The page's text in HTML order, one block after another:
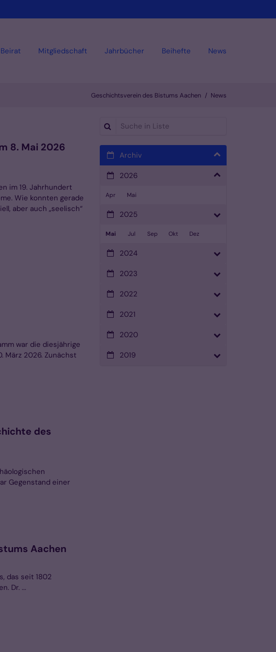
Mitgliedschaft Jahrbücher Beihefte News
Geschichtsverein des Bistums Aachen News
8. Mai 2026
im 19. Jahrhundert
Wie konnten gerade
aber auch „seelisch“
war die diesjährige
März 2026. Zunächst
des
Gegenstand einer
Aachen
das seit 1802
Dr. ...
Suche in Liste
Archiv
2026
Apr Mai
2025
Mai Jul Sep Okt Dez
2024
2023
2022
2021
2020
2019